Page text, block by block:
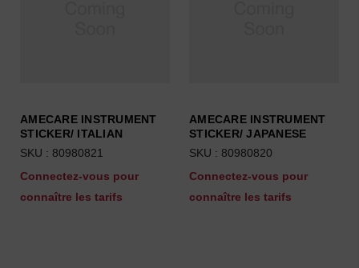
AMECARE INSTRUMENT
STICKER/ ITALIAN
SKU : 80980821
Connectez-vous pour
connaître les tarifs
AMECARE INSTRUMENT
STICKER/ JAPANESE
SKU : 80980820
Connectez-vous pour
connaître les tarifs